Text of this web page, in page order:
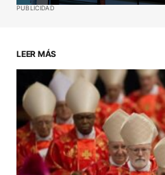
ENVIAR COMENTARIO
PUBLICIDAD
LEER MÁS